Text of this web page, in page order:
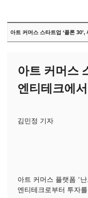
아트 커머스 스타트업 ‘콜론
아트 커머스
엔티테크에
김민정 기자
아트 커머스 플랫폼 ‘
엔티테크로부터 투자